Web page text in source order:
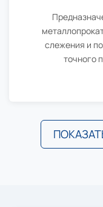
слежения и
точного